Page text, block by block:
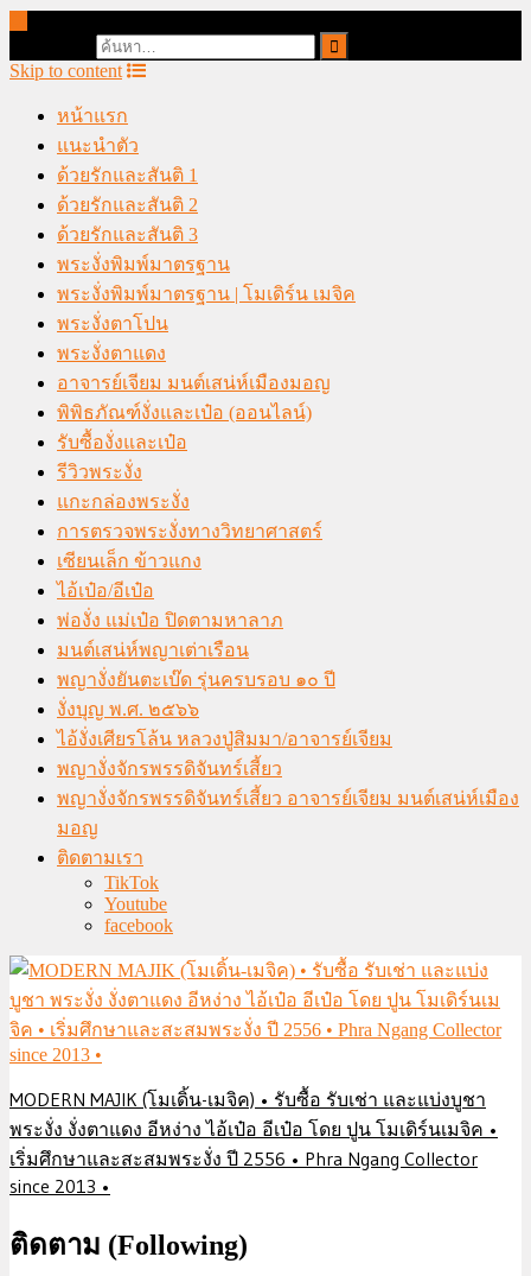
Skip to content
หน้าแรก
แนะนำตัว
ด้วยรักและสันติ 1
ด้วยรักและสันติ 2
ด้วยรักและสันติ 3
พระงั่งพิมพ์มาตรฐาน
พระงั่งพิมพ์มาตรฐาน | โมเดิร์น เมจิค
พระงั่งตาโปน
พระงั่งตาแดง
อาจารย์เจียม มนต์เสน่ห์เมืองมอญ
พิพิธภัณฑ์งั่งและเป๋อ (ออนไลน์)
รับซื้องั่งและเป๋อ
รีวิวพระงั่ง
แกะกล่องพระงั่ง
การตรวจพระงั่งทางวิทยาศาสตร์
เซียนเล็ก ข้าวแกง
ไอ้เป๋อ/อีเป๋อ
พ่องั่ง แม่เป๋อ ปิดตามหาลาภ
มนต์เสน่ห์พญาเต่าเรือน
พญางั่งยันตะเบ๊ด รุ่นครบรอบ ๑๐ ปี
งั่งบุญ พ.ศ. ๒๕๖๖
ไอ้งั่งเศียรโล้น หลวงปู่สิมมา/อาจารย์เจียม
พญางั่งจักรพรรดิจันทร์เสี้ยว
พญางั่งจักรพรรดิจันทร์เสี้ยว อาจารย์เจียม มนต์เสน่ห์เมือง
มอญ
ติดตามเรา
TikTok
Youtube
facebook
MODERN MAJIK (โมเดิ้น-เมจิค) • รับซื้อ รับเช่า และแบ่งบูชา
พระงั่ง งั่งตาแดง อีหง่าง ไอ้เป๋อ อีเป๋อ โดย ปูน โมเดิร์นเมจิค •
เริ่มศึกษาและสะสมพระงั่ง ปี 2556 • Phra Ngang Collector
since 2013 •
ติดตาม (Following)